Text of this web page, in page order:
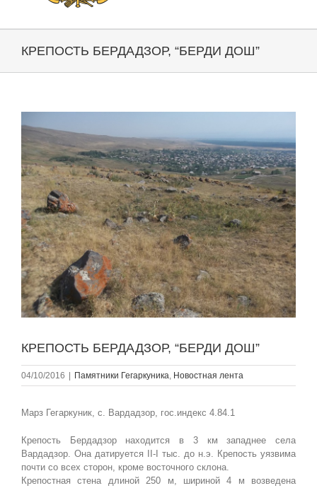
КРЕПОСТЬ БЕРДАДЗОР, “БЕРДИ ДОШ”
Larger
Image
КРЕПОСТЬ БЕРДАДЗОР, “БЕРДИ ДОШ”
04/10/2016 Памятники Гегаркуникa, Новостная лента
Марз Гегаркуник, с. Вардадзор, гос.индекс 4.84.1
Крепость Бердадзор находится в 3 км западнее села
Вардадзор. Она датируется II-I тыс. до н.э. Крепость уязвима
почти со всех сторон, кроме восточного склона.
Крепостная стена длиной 250 м, шириной 4 м возведена